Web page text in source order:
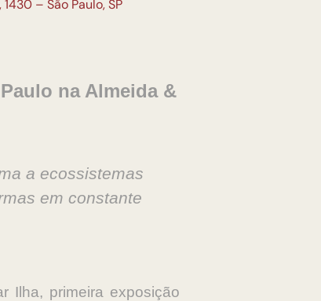
– São Paulo, SP
na Almeida &
a ecossistemas
em constante
Ilha, primeira exposição